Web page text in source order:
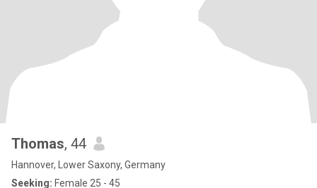
Thomas, 44
Hannover, Lower Saxony, Germany
Seeking: Female 25 - 45